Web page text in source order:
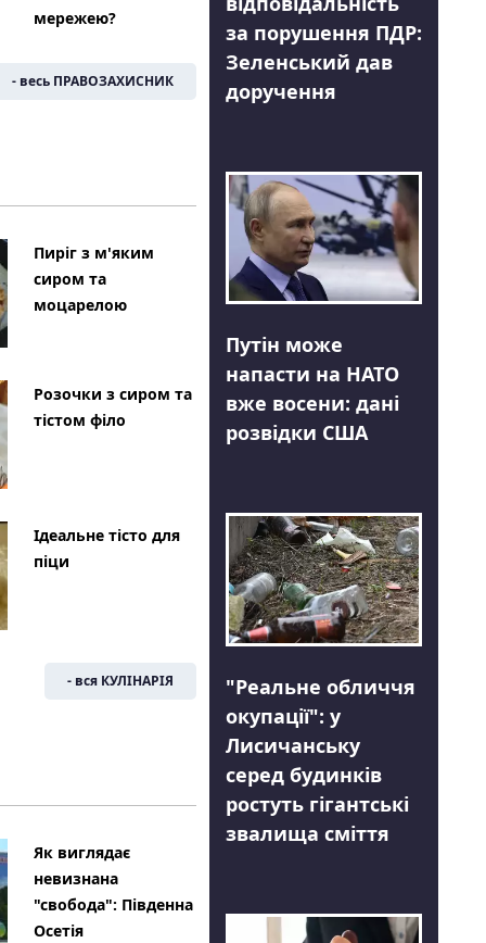
мережею?
- весь ПРАВОЗАХИСНИК
Пиріг з м'яким
сиром та
моцарелою
Розочки з сиром та
тістом філо
Ідеальне тісто для
піци
- вся КУЛІНАРІЯ
Як виглядає
невизнана
"свобода": Південна
Осетія
за порушення ПДР:
Зеленський дав
доручення
Путін може
напасти на НАТО
вже восени: дані
розвідки США
"Реальне обличчя
окупації": у
Лисичанську
серед будинків
ростуть гігантські
звалища сміття